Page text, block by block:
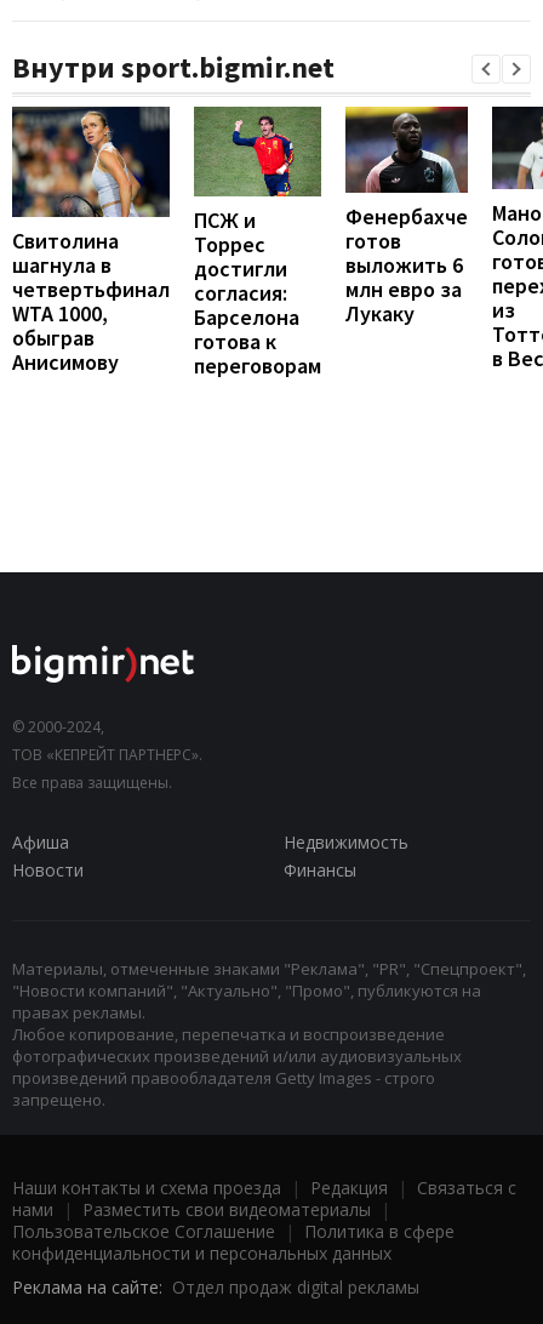
Внутри sport.bigmir.net
Свитолина
шагнула в
четвертьфинал
WTA 1000,
обыграв
Анисимову
ПСЖ и
Торрес
достигли
согласия:
Барселона
готова к
переговорам
Фенербахче
готов
выложить 6
млн евро за
Лукаку
из
в
© 2000-2024,
ТОВ «КЕПРЕЙТ ПАРТНЕРС».
Все права защищены.
Афиша
Недвижимость
Новости
Финансы
Материалы, отмеченные знаками "Реклама", "PR", "Спецпроект",
"Новости компаний", "Актуально", "Промо", публикуются на
правах рекламы.
Любое копирование, перепечатка и воспроизведение
фотографических произведений и/или аудиовизуальных
произведений правообладателя Getty Images - строго
запрещено.
Наши контакты и схема проезда | Редакция | Связаться с
нами | Разместить свои видеоматериалы |
Пользовательское Соглашение |
Политика в сфере
конфиденциальности и персональных данных
Реклама на сайте: Отдел продаж digital рекламы